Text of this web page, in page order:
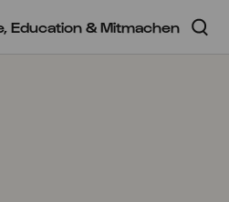
Education & Mitmachen